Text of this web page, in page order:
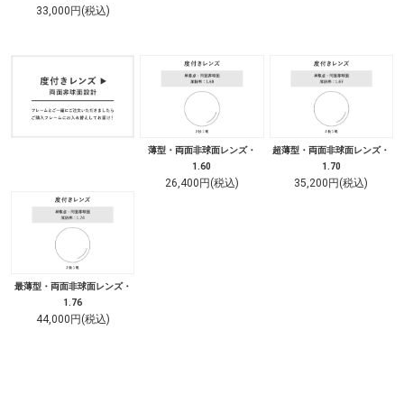
33,000円(税込)
薄型・両面非球面レンズ・
1.60
26,400円(税込)
超薄型・両面非球面レンズ・
1.70
35,200円(税込)
最薄型・両面非球面レンズ・
1.76
44,000円(税込)